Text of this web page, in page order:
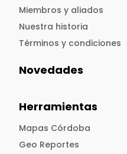
Miembros y aliados
Nuestra historia
Términos y condiciones
Novedades
Herramientas
Mapas Córdoba
Geo Reportes